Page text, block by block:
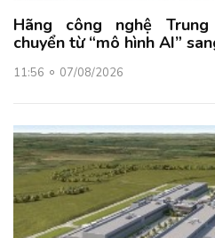
Hãng công nghệ
chuyển từ “mô hình AI”
11:56 07/08/2026